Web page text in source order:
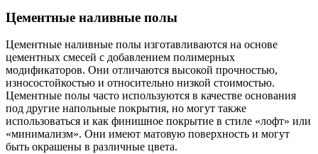
Цементные наливные полы
Цементные наливные полы изготавливаются на основе
цементных смесей с добавлением полимерных
модификаторов. Они отличаются высокой прочностью,
износостойкостью и относительно низкой стоимостью.
Цементные полы часто используются в качестве основания
под другие напольные покрытия, но могут также
использоваться и как финишное покрытие в стиле «лофт» или
«минимализм». Они имеют матовую поверхность и могут
быть окрашены в различные цвета.